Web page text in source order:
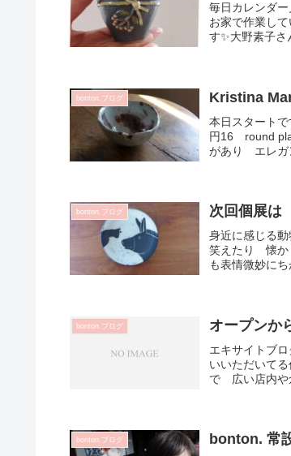
毎日カレンダ
お家で作業し
す✨大野素子
bonton.ブログ Kristina
本日スタート
円16 round
があり エレガ
bonton.ブログ 次回個展は
身近に感じる
笑えたり 懐か
も表情微妙に
bonton.ブログ オープンか
エキサイトブ
いいただいて
で 広い店内や
bonton.ブログ bonton. 常